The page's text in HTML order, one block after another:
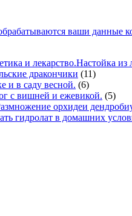
ваши данные
Настойка из
дракончики (11)
и в саду весной. (6)
с вишней и ежевикой. (5)
орхидеи
гидролат в домашних